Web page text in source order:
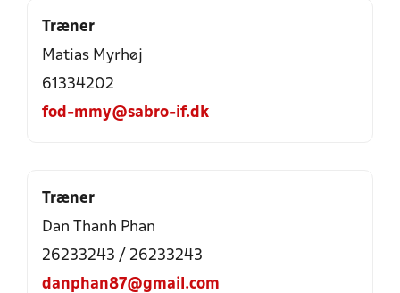
Træner
Matias Myrhøj
61334202
fod-mmy@sabro-if.dk
Træner
Dan Thanh Phan
26233243 / 26233243
danphan87@gmail.com